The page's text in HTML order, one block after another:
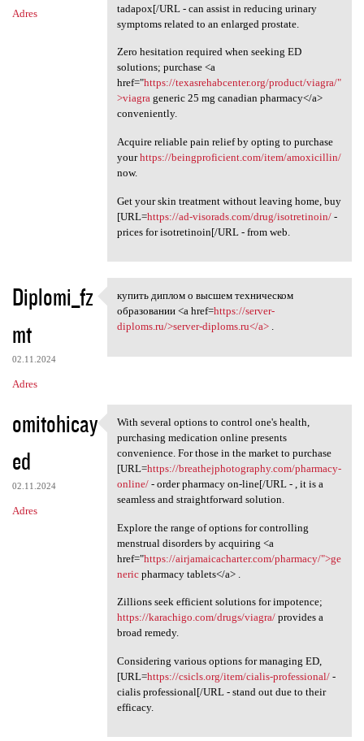
Adres
tadapox[/URL - can assist in reducing urinary
symptoms related to an enlarged prostate.
Zero hesitation required when seeking ED
solutions; purchase <a
href="https://texasrehabcenter.org/product/viagra/"
>viagrageneric 25 mg canadian pharmacy</a>
conveniently.
Acquire reliable pain relief by opting to purchase
yourhttps://beingproficient.com/item/amoxicillin/
now.
Get your skin treatment without leaving home, buy
[URL=https://ad-visorads.com/drug/isotretinoin/-
prices for isotretinoin[/URL - from web.
Diplomi_fz
mt
02.11.2024
Adres
купить диплом о высшем
купить диплом о высшем техническом
образовании <a href=https://server-
diploms.ru/>server-diploms.ru</a>.
omitohicay
ed
02.11.2024
Adres
With several options to
With several options to control one's health,
purchasing medication online presents
convenience. For those in the market to purchase
[URL=https://breathejphotography.com/pharmacy-
online/- order pharmacy on-line[/URL - , it is a
seamless and straightforward solution.
Explore the range of options for controlling
menstrual disorders by acquiring <a
href="https://airjamaicacharter.com/pharmacy/">ge
nericpharmacy tablets</a> .
Zillions seek efficient solutions for impotence;
https://karachigo.com/drugs/viagra/provides a
broad remedy.
Considering various options for managing ED,
[URL=https://csicls.org/item/cialis-professional/-
cialis professional[/URL - stand out due to their
efficacy.